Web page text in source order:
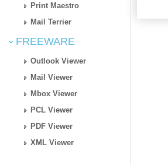
Print Maestro
Mail Terrier
FREEWARE
Outlook Viewer
Mail Viewer
Mbox Viewer
PCL Viewer
PDF Viewer
XML Viewer